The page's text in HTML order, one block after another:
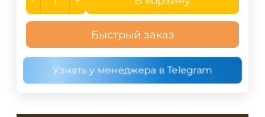
Быстрый заказ
Узнать у менеджера в Telegram